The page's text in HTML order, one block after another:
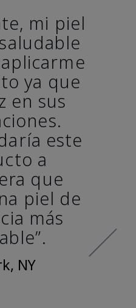
mi piel
ya que
en sus
este
a
que
piel de
más
NY